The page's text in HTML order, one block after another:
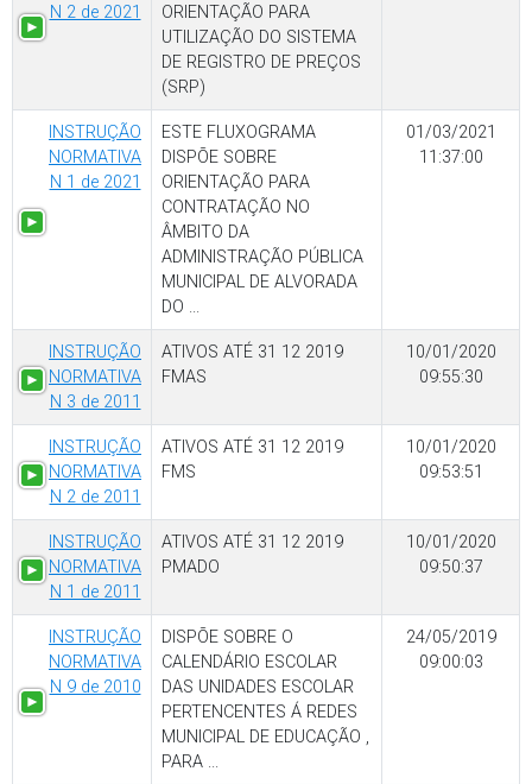
N 2 de 2021
ORIENTAÇÃO PARA
UTILIZAÇÃO DO SISTEMA
DE REGISTRO DE PREÇOS
(SRP)
INSTRUÇÃO
NORMATIVA
N 1 de 2021
ESTE FLUXOGRAMA
DISPÕE SOBRE
ORIENTAÇÃO PARA
CONTRATAÇÃO NO
ÂMBITO DA
ADMINISTRAÇÃO PÚBLICA
MUNICIPAL DE ALVORADA
DO ...
01/03/2021
11:37:00
INSTRUÇÃO
NORMATIVA
N 3 de 2011
ATIVOS ATÉ 31 12 2019
FMAS
10/01/2020
09:55:30
INSTRUÇÃO
NORMATIVA
N 2 de 2011
ATIVOS ATÉ 31 12 2019
FMS
10/01/2020
09:53:51
INSTRUÇÃO
NORMATIVA
N 1 de 2011
ATIVOS ATÉ 31 12 2019
PMADO
10/01/2020
09:50:37
INSTRUÇÃO
NORMATIVA
N 9 de 2010
DISPÕE SOBRE O
CALENDÁRIO ESCOLAR
DAS UNIDADES ESCOLAR
PERTENCENTES Á REDES
MUNICIPAL DE EDUCAÇÃO ,
PARA ...
24/05/2019
09:00:03